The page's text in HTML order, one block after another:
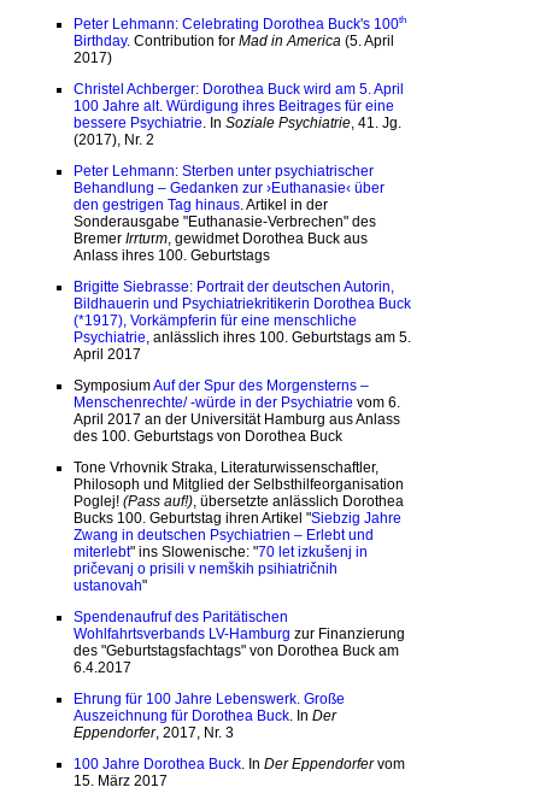
Peter Lehmann: Celebrating Dorothea Buck's 100th
Birthday. Contribution for Mad in America (5. April
2017)
Christel Achberger: Dorothea Buck wird am 5. April
100 Jahre alt. Würdigung ihres Beitrages für eine
bessere Psychiatrie. In Soziale Psychiatrie, 41. Jg.
(2017), Nr. 2
Peter Lehmann: Sterben unter psychiatrischer
Behandlung – Gedanken zur ›Euthanasie‹ über
den gestrigen Tag hinaus. Artikel in der
Sonderausgabe "Euthanasie-Verbrechen" des
Bremer Irrturm, gewidmet Dorothea Buck aus
Anlass ihres 100. Geburtstags
Brigitte Siebrasse: Portrait der deutschen Autorin,
Bildhauerin und Psychiatriekritikerin Dorothea Buck
(*1917), Vorkämpferin für eine menschliche
Psychiatrie, anlässlich ihres 100. Geburtstags am 5.
April 2017
SymposiumAuf der Spur des Morgensterns –
Menschenrechte/ -würde in der Psychiatrie vom 6.
April 2017 an der Universität Hamburg aus Anlass
des 100. Geburtstags von Dorothea Buck
Tone Vrhovnik Straka, Literaturwissenschaftler,
Philosoph und Mitglied der Selbsthilfeorganisation
Poglej! (Pass auf!), übersetzte anlässlich Dorothea
Bucks 100. Geburtstag ihren Artikel "Siebzig Jahre
Zwang in deutschen Psychiatrien – Erlebt und
miterlebt" ins Slowenische: "70 let izkušenj in
pričevanj o prisili v nemških psihiatričnih
ustanovah"
Spendenaufruf des Paritätischen
Wohlfahrtsverbands LV-Hamburg zur Finanzierung
des "Geburtstagsfachtags" von Dorothea Buck am
6.4.2017
Ehrung für 100 Jahre Lebenswerk. Große
Auszeichnung für Dorothea Buck. In Der
Eppendorfer, 2017, Nr. 3
100 Jahre Dorothea Buck. In Der Eppendorfervom
15. März 2017